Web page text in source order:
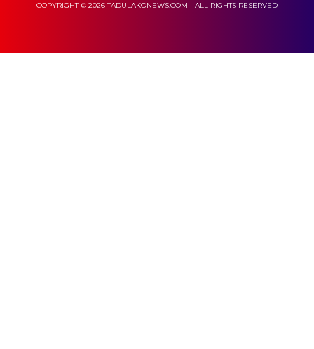
COPYRIGHT © 2026 TADULAKONEWS.COM - ALL RIGHTS RESERVED